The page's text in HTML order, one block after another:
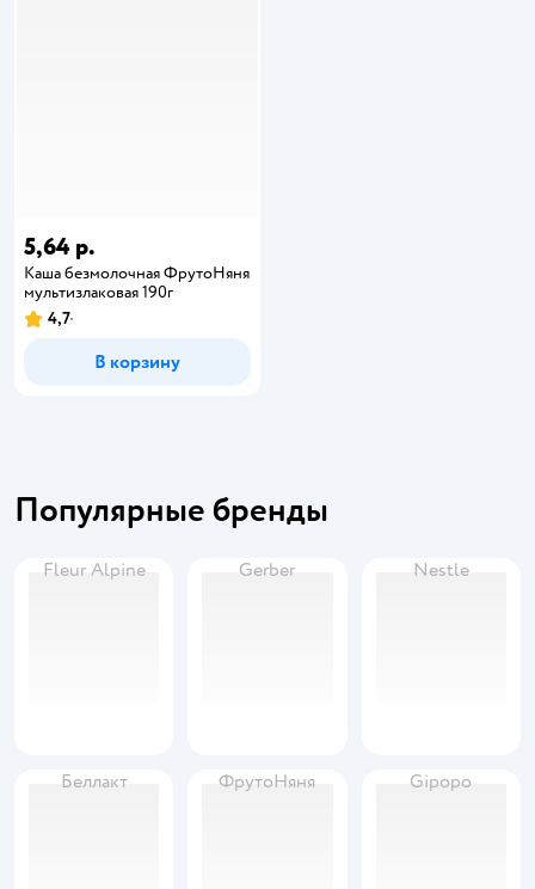
5,64 р.
Каша безмолочная ФрутоНяня
мультизлаковая 190г
4,7
В корзину
Популярные бренды
Fleur Alpine Gerber Nestle
Беллакт ФрутоНяня Gipopo